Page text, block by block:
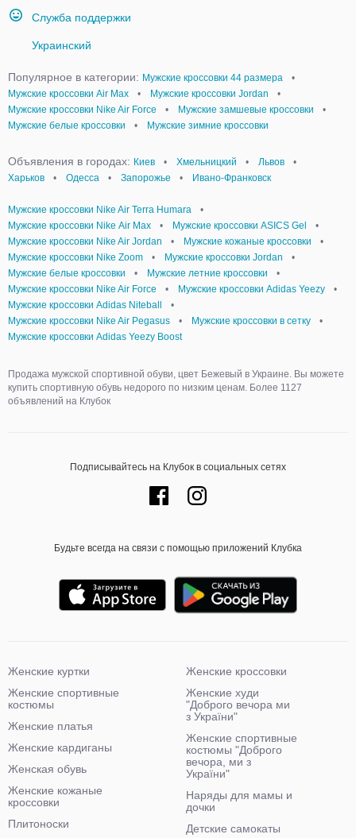
Служба поддержки
Украинский
Популярное в категории: Мужские кроссовки 44 размера
•
Мужские кроссовки Air Max
• Мужские кроссовки Jordan
•
Мужские кроссовки Nike Air Force
• Мужские замшевые кроссовки
•
Мужские белые кроссовки
• Мужские зимние кроссовки
Объявления в городах: Киев • Хмельницкий • Львов
•
Харьков
• Одесса • Запорожье • Ивано-Франковск
Мужские кроссовки Nike Air Terra Humara
•
Мужские кроссовки Nike Аir Мax
• Мужские кроссовки ASICS Gel
•
Мужские кроссовки Nike Air Jordan
• Мужские кожаные кроссовки
•
Мужские кроссовки Nike Zoom
• Мужские кроссовки Jordan
•
Мужские белые кроссовки
• Мужские летние кроссовки
•
Мужские кроссовки Nike Air Force
• Мужские кроссовки Adidas Yeezy
•
Мужские кроссовки Adidas Niteball
•
Мужские кроссовки Nike Air Pegasus
• Мужские кроссовки в сетку
•
Мужские кроссовки Adidas Yeezy Boost
Продажа мужской спортивной обуви, цвет Бежевый в Украине. Вы можете
купить спортивную обувь недорого по низким ценам. Более 1127
объявлений на Клубок
Подписывайтесь на Клубок в социальных сетях
Будьте всегда на связи с помощью приложений Клубка
Женские куртки
Женские спортивные
костюмы
Женские платья
Женские кардиганы
Женская обувь
Женские кожаные
кроссовки
Плитоноски
Женские кроссовки
Женские худи
"Доброго вечора ми
з України"
Женские спортивные
костюмы "Доброго
вечора, ми з
України"
Наряды для мамы и
дочки
Детские самокаты